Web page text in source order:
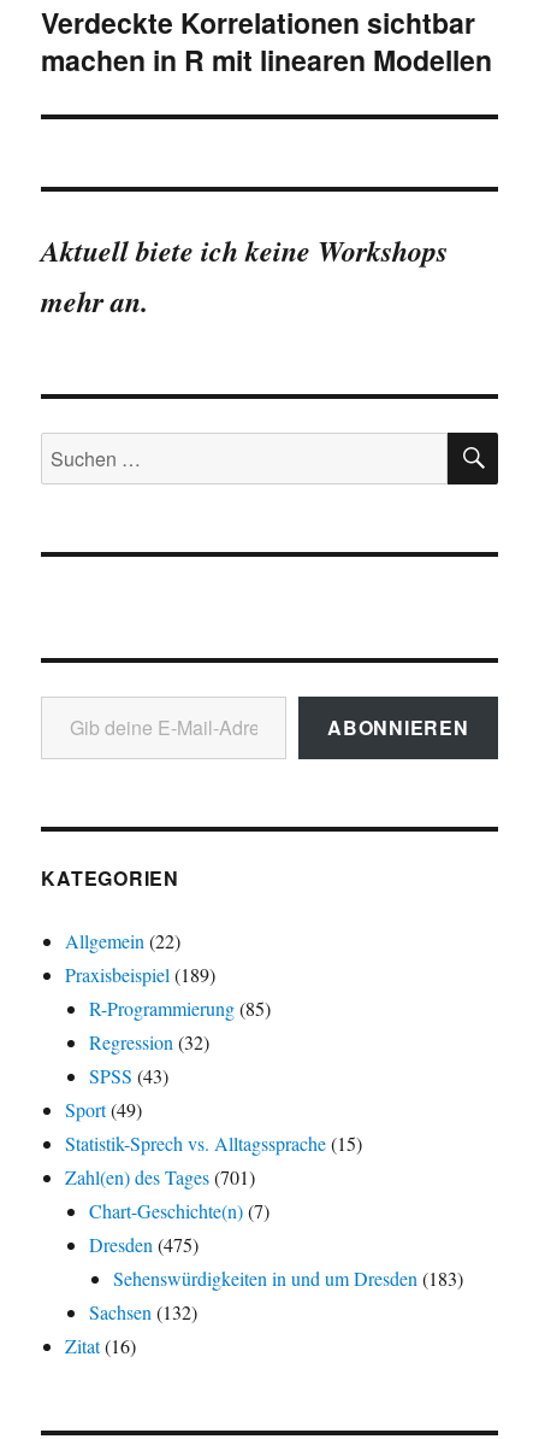
Verdeckte Korrelationen sichtbar
machen in R mit linearen Modellen
Aktuell biete ich keine Workshops
mehr an.
Suchen
nach:
Gib deine E-Mail-Adresse ein ...
ABONNIEREN
KATEGORIEN
Allgemein (22)
Praxisbeispiel (189)
R-Programmierung(85)
Regression (32)
SPSS (43)
Sport(49)
Statistik-Sprech vs. Alltagssprache(15)
Zahl(en) des Tages(701)
Chart-Geschichte(n)(7)
Dresden (475)
Sehenswürdigkeiten in und um Dresden (183)
Sachsen (132)
Zitat(16)